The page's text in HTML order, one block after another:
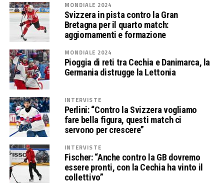
MONDIALE 2024
Svizzera in pista contro la Gran
Bretagna per il quarto match:
aggiornamenti e formazione
MONDIALE 2024
Pioggia di reti tra Cechia e Danimarca, la
Germania distrugge la Lettonia
INTERVISTE
Perlini: “Contro la Svizzera vogliamo
fare bella figura, questi match ci
servono per crescere”
INTERVISTE
Fischer: “Anche contro la GB dovremo
essere pronti, con la Cechia ha vinto il
collettivo”